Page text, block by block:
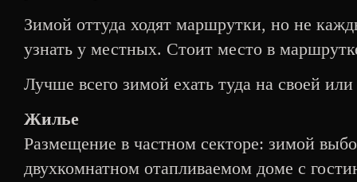
Зимой оттуда ходят маршрутки, но не
узнать у местных. Стоит место в
Лучше всего зимой ехать туда на своей
Жилье
Размещение в частном секторе: зимой
двухкомнатном отапливаемом доме с